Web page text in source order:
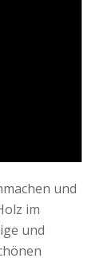
und
im
und